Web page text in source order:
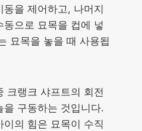
을 제어하고, 나머지
으로 묘목을 컵에 넣
묘목을 놓을 때 사용됩
크랭크 샤프트의 회전
구동하는 것입니다.
의 힘은 묘목이 수직